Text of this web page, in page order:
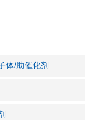
体/助催化剂